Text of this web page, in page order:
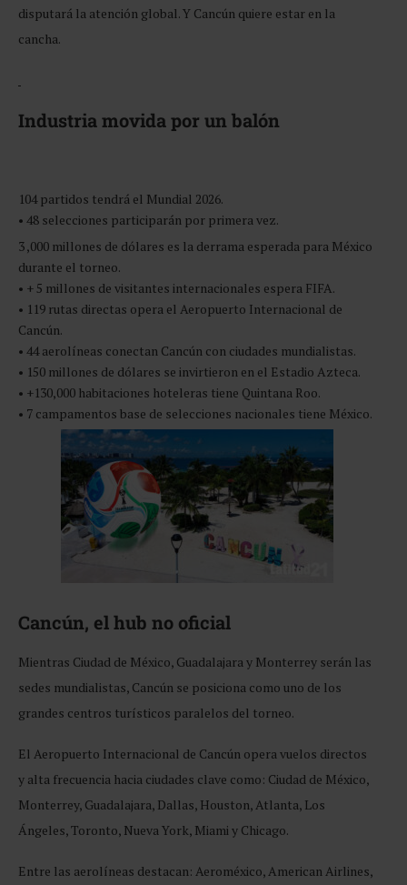
disputará la atención global. Y Cancún quiere estar en la
cancha.
Industria movida por un balón
104 partidos tendrá el Mundial 2026.
• 48 selecciones participarán por primera vez.
3 ,000 millones de dólares es la derrama esperada para México
durante el torneo.
• + 5 millones de visitantes internacionales espera FIFA.
• 119 rutas directas opera el Aeropuerto Internacional de
Cancún.
• 44 aerolíneas conectan Cancún con ciudades mundialistas.
• 150 millones de dólares se invirtieron en el Estadio Azteca.
• +130,000 habitaciones hoteleras tiene Quintana Roo.
• 7 campamentos base de selecciones nacionales tiene México.
Cancún, el hub no oficial
Mientras Ciudad de México, Guadalajara y Monterrey serán las
sedes mundialistas, Cancún se posiciona como uno de los
grandes centros turísticos paralelos del torneo.
El Aeropuerto Internacional de Cancún opera vuelos directos
y alta frecuencia hacia ciudades clave como: Ciudad de México,
Monterrey, Guadalajara, Dallas, Houston, Atlanta, Los
Ángeles, Toronto, Nueva York, Miami y Chicago.
Entre las aerolíneas destacan: Aeroméxico, American Airlines,